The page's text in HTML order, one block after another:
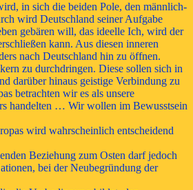
in sich die beiden Pole, den männlich-
wird Deutschland seiner Aufgabe
gebären will, das ideelle Ich, wird der
kann. Aus diesen inneren
nach Deutschland hin zu öffnen.
zu durchdringen. Diese sollen sich in
darüber hinaus geistige Verbindung zu
betrachten wir es als unsere
handelten … Wir wollen im Bewusstsein
wird wahrscheinlich entscheidend
Beziehung zum Osten darf jedoch
bei der Neubegründung der